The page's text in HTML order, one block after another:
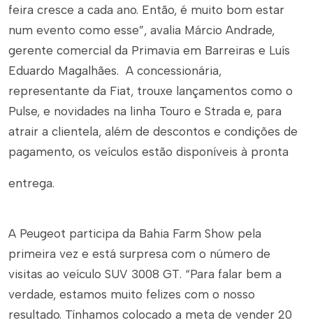
feira cresce a cada ano. Então, é muito bom estar
num evento como esse”, avalia Márcio Andrade,
gerente comercial da Primavia em Barreiras e Luís
Eduardo Magalhães. A concessionária,
representante da Fiat, trouxe lançamentos como o
Pulse, e novidades na linha Touro e Strada e, para
atrair a clientela, além de descontos e condições de
pagamento, os veículos estão disponíveis à pronta
entrega.
A Peugeot participa da Bahia Farm Show pela
primeira vez e está surpresa com o número de
visitas ao veículo SUV 3008 GT. “Para falar bem a
verdade, estamos muito felizes com o nosso
resultado. Tínhamos colocado a meta de vender 20